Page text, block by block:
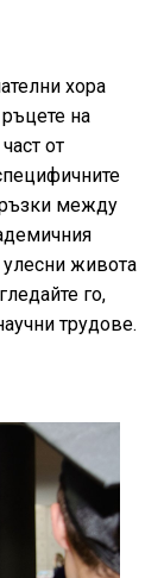
хора
на
от
между
живота
го,
трудове.